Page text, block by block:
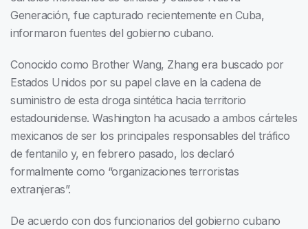
Generación, fue capturado recientemente en Cuba,
informaron fuentes del gobierno cubano.
Conocido como Brother Wang, Zhang era buscado por
Estados Unidos por su papel clave en la cadena de
suministro de esta droga sintética hacia territorio
estadounidense. Washington ha acusado a ambos cárteles
mexicanos de ser los principales responsables del tráfico
de fentanilo y, en febrero pasado, los declaró
formalmente como “organizaciones terroristas
extranjeras”.
De acuerdo con dos funcionarios del gobierno cubano